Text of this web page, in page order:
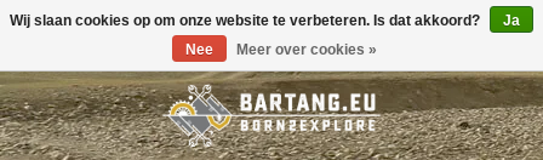
Toggle
Wij slaan cookies op om onze website te verbeteren. Is dat akkoord?
Ja
Nee
Meer over cookies »